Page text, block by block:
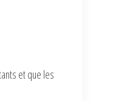
et que les